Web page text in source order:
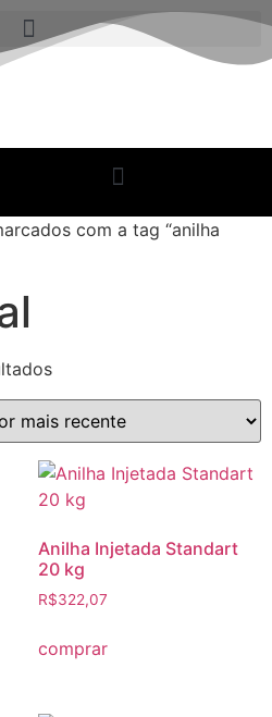
com a tag “anilha
Anilha Injetada Standart
20 kg
R$322,07
comprar